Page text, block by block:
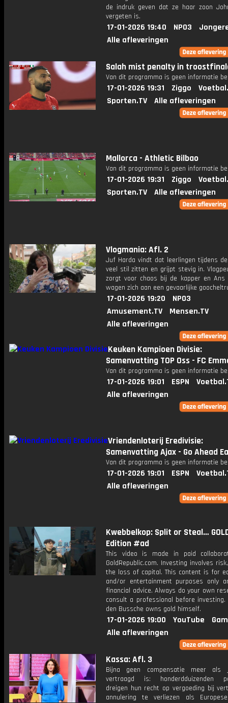
de indruk geven dat ze haar zoon
vergeten is.
17-01-2026 19:40 NPO3
Alle afleveringen
Salah mist penalty in
Van dit programma is geen informatie
17-01-2026 19:31 Ziggo
Sporten.TV
Alle afleveringen
Mallorca - Athletic Bilbao
Van dit programma is geen informatie
17-01-2026 19:31 Ziggo
Sporten.TV
Alle afleveringen
Vlogmania: Afl. 2
Juf Harda vindt dat leerlingen tijdens
veel stil zitten en grijpt stevig in.
zorgt voor chaos bij de kapper en Ans
wagen zich aan een gevaarlijke
17-01-2026 19:20
NPO3
Amusement.TV
Mensen.TV
Alle afleveringen
Keuken Kampioen Divisie:
Samenvatting TOP Oss - FC
Van dit programma is geen informatie
17-01-2026 19:01 ESPN
Alle afleveringen
Vriendenloterij Eredivisie:
Samenvatting Ajax - Go Ahead
Van dit programma is geen informatie
17-01-2026 19:01 ESPN
Alle afleveringen
Kwebbelkop: Split or Steal…
Edition #ad
This video is made in paid
GoldRepublic.com. Investing involves
the loss of capital. This content is for
and/or entertainment purposes only
financial advice. Always do your own
consult a professional before
den Bussche owns gold himself.
17-01-2026 19:00 YouTube
Alle afleveringen
Kassa: Afl. 3
Bijna geen compensatie meer als
vertraagd is: honderdduizenden
dreigen hun recht op vergoeding bij
annulering te verliezen als